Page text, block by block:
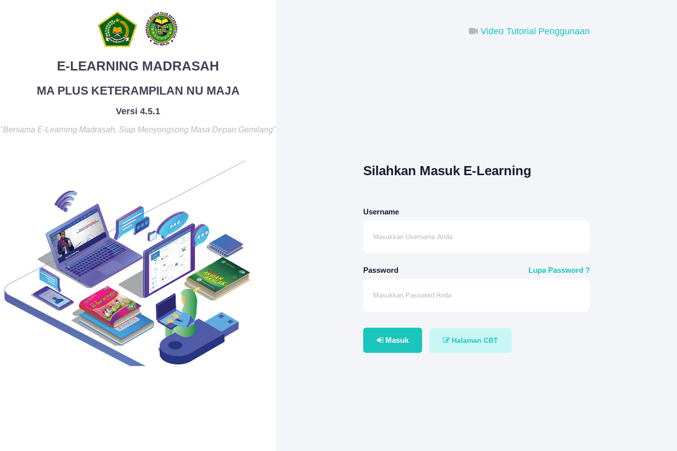
E-LEARNING MADRASAH
MA PLUS KETERAMPILAN NU MAJA
Versi 4.5.1
"Bersama E-Learning Madrasah, Siap Menyongsong Masa Depan Gemilang"
Video Tutorial Penggunaan
Silahkan Masuk E-Learning
Username
Password Lupa Password ?
Masuk Halaman CBT